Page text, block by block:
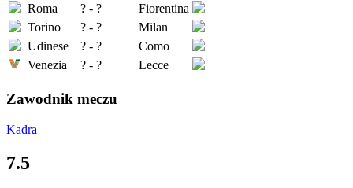
Roma
? - ?
Fiorentina
Torino
? - ?
Milan
Udinese
? - ?
Como
Venezia
? - ? Lecce
Zawodnik meczu
Kadra
7.5